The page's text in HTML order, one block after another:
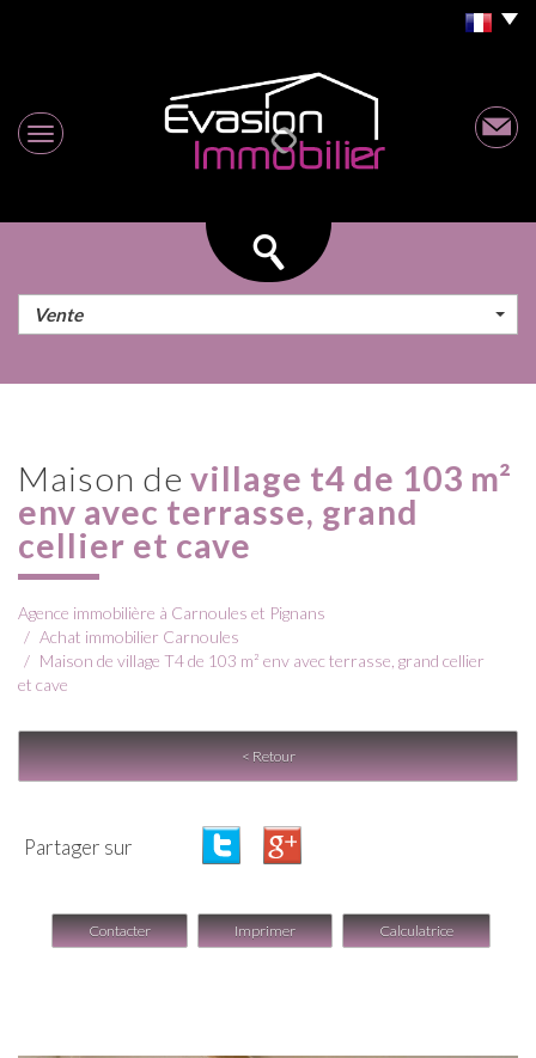
Vente
maison de village t4 de 103 m²
env avec terrasse, grand
cellier et cave
Agence immobilière à Carnoules et Pignans
Achat immobilier Carnoules
Maison de village T4 de 103 m² env avec terrasse, grand cellier
et cave
< Retour
Partager sur
Contacter Imprimer Calculatrice